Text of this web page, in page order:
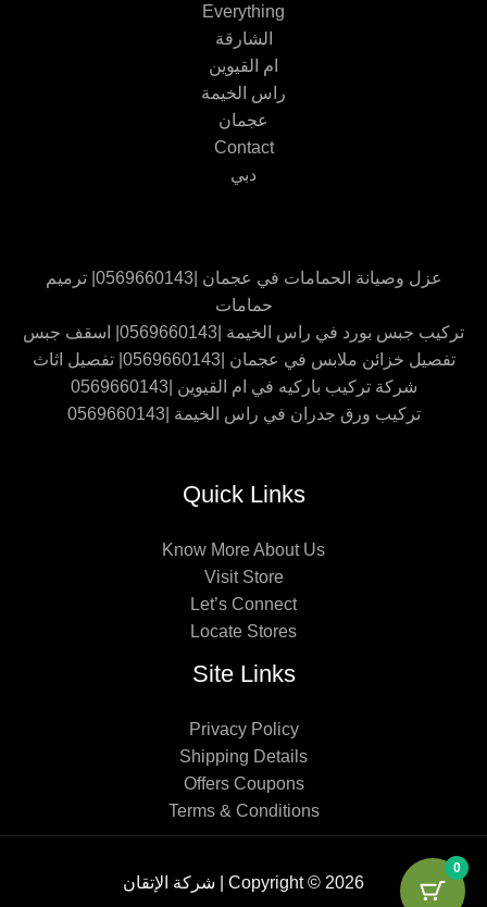
Everything
الشارقة
ام القيوين
راس الخيمة
عجمان
Contact
دبي
عزل وصيانة الحمامات في عجمان |0569660143| ترميم
حمامات
تركيب جبس بورد في راس الخيمة |0569660143| اسقف جبس
تفصيل خزائن ملابس في عجمان |0569660143| تفصيل اثاث
شركة تركيب باركيه في ام القيوين |0569660143
تركيب ورق جدران في راس الخيمة |0569660143
Quick Links
Know More About Us
Visit Store
Let’s Connect
Locate Stores
Site Links
Privacy Policy
Shipping Details
Offers Coupons
Terms & Conditions
Copyright © 2026 | شركة الإتقان
0